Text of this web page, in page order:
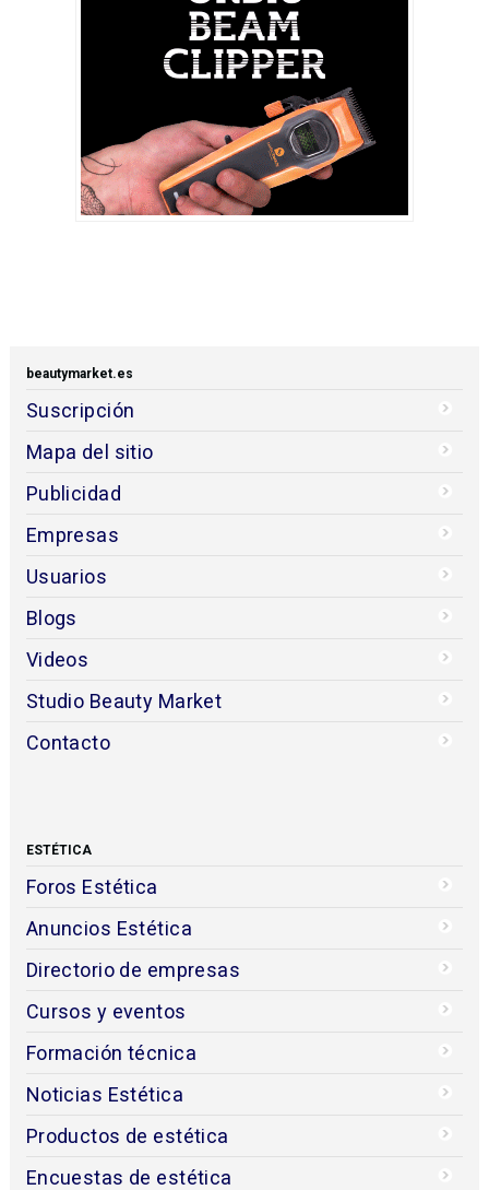
beautymarket.es
Suscripción
Mapa del sitio
Publicidad
Empresas
Usuarios
Blogs
Videos
Studio Beauty Market
Contacto
ESTÉTICA
Foros Estética
Anuncios Estética
Directorio de empresas
Cursos y eventos
Formación técnica
Noticias Estética
Productos de estética
Encuestas de estética